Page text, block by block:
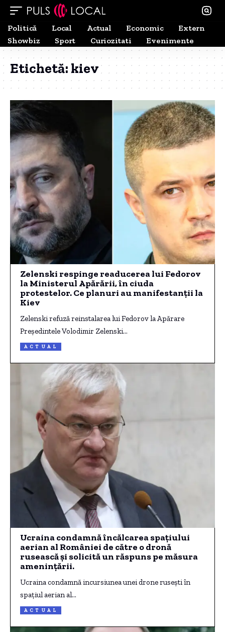
Politică Local Actual Economic
Extern
Showbiz
Sport Curiozitati Evenimente
Etichetă:kiev
Zelenski respinge readucerea lui Fedorov
la Ministerul Apărării, în ciuda
protestelor. Ce planuri au manifestanții la
Kiev
Zelenski refuză reinstalarea lui Fedorov la Apărare
Președintele Volodimir Zelenski…
ACTUAL
Ucraina condamnă încălcarea spațiului
aerian al României de către o dronă
rusească și solicită un răspuns pe măsura
amenințării.
Ucraina condamnă incursiunea unei drone rusești în
spațiul aerian al…
ACTUAL